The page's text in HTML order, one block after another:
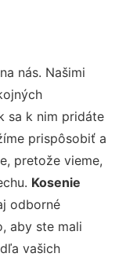
nás. Našimi
sa k nim pridáte
prispôsobiť a
pretože vieme,
Kosenie
odborné
aby ste mali
vašich